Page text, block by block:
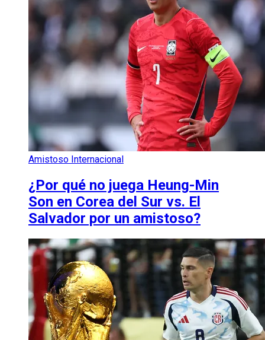
Amistoso Internacional
¿Por qué no juega Heung-Min
Son en Corea del Sur vs. El
Salvador por un amistoso?